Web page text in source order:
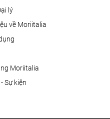
lý
về Moriitalia
Moriitalia
Sự kiện